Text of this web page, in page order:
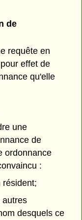
de
requête en
effet de
qu'elle
une
de
ordonnance
:
résident;
autres
desquels ce